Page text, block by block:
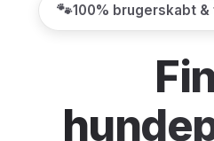
🐾100% brugerskabt